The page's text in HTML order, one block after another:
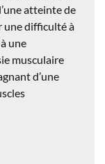
atteinte de
une difficulté à
une
musculaire
d’une